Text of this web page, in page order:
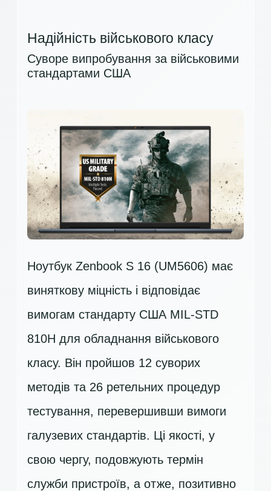
Надійність військового класу
Суворе випробування за військовими
стандартами США
Ноутбук Zenbook S 16 (UM5606) має
виняткову міцність і відповідає
вимогам стандарту США MIL-STD
810H для обладнання військового
класу. Він пройшов 12 суворих
методів та 26 ретельних процедур
тестування, перевершивши вимоги
галузевих стандартів. Ці якості, у
свою чергу, подовжують термін
служби пристроїв, а отже, позитивно